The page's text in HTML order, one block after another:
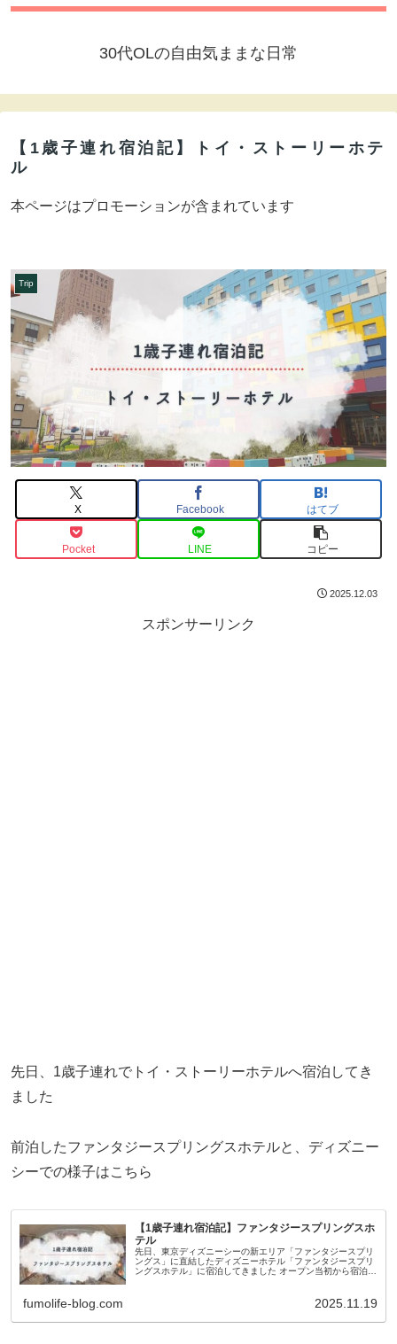
30代OLの自由気ままな日常
【1歳子連れ宿泊記】トイ・ストーリーホテ
ル
本ページはプロモーションが含まれています
Trip
X Facebook はてブ
Pocket LINE コピー
2025.12.03
スポンサーリンク
先日、1歳子連れでトイ・ストーリーホテルへ宿泊してき
ました
前泊したファンタジースプリングスホテルと、ディズニー
シーでの様子はこちら
【1歳子連れ宿泊記】ファンタジースプリングスホ
テル
先日、東京ディズニーシーの新エリア「ファンタジースプリ
ングス」に直結したディズニーホテル「ファンタジースプリ
ングスホテル」に宿泊してきました オープン当初から宿泊し
fumolife-blog.com 2025.11.19